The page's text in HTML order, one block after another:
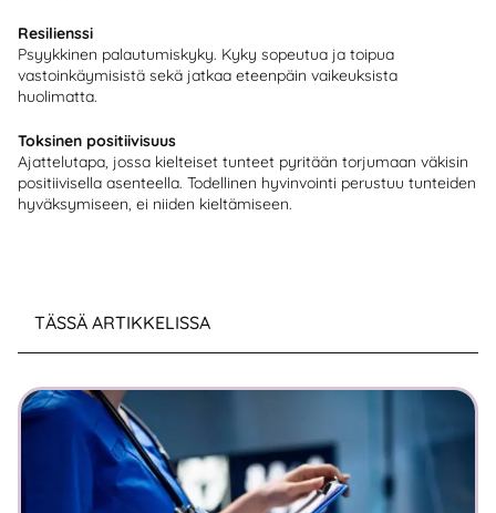
Resilienssi
Psyykkinen palautumiskyky. Kyky sopeutua ja toipua
vastoinkäymisistä sekä jatkaa eteenpäin vaikeuksista
huolimatta.
Toksinen positiivisuus
Ajattelutapa, jossa kielteiset tunteet pyritään torjumaan väkisin
positiivisella asenteella. Todellinen hyvinvointi perustuu tunteiden
hyväksymiseen, ei niiden kieltämiseen.
TÄSSÄ ARTIKKELISSA